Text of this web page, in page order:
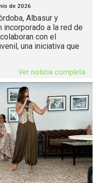
de 2026
Albasur y
incorporado a la red de
con el
una iniciativa que
Ver noticia completa